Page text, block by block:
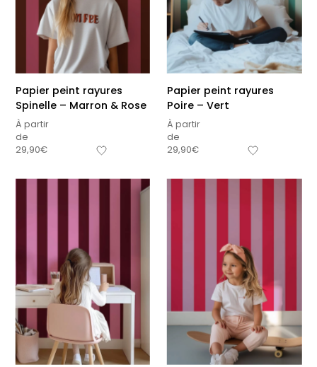
Papier peint rayures
Spinelle – Marron & Rose
À partir
de
29,90€
Papier peint rayures
Poire – Vert
À partir
de
29,90€